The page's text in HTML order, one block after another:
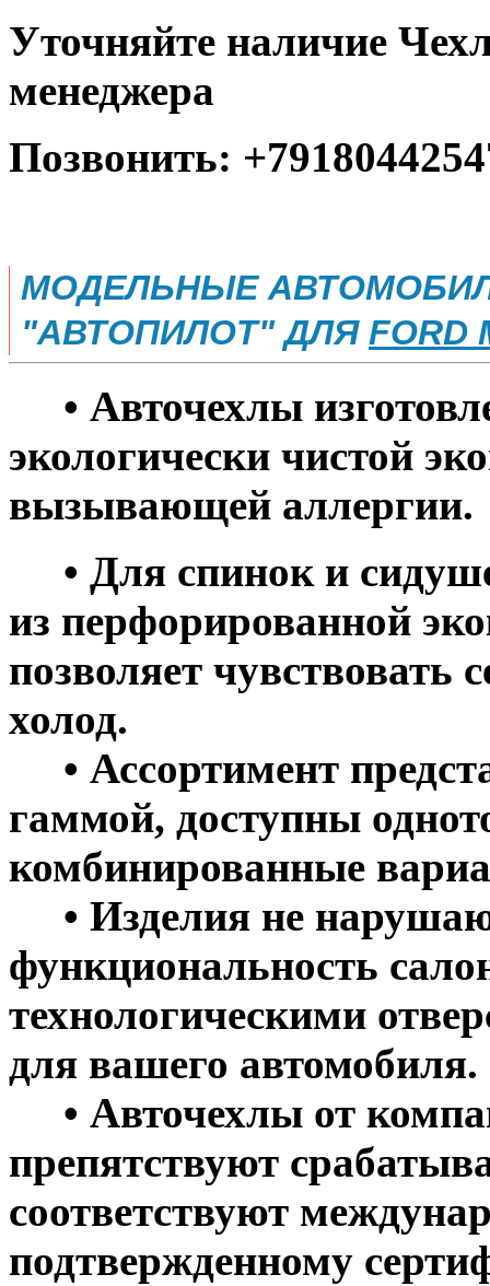
Уточняйте наличие
менеджера
Позвонить:
МОДЕЛЬНЫЕ
"АВТОПИЛОТ" ДЛЯ FORD
• Авточехлы
экологически чистой
вызывающей аллергии.
• Для спинок и
из перфорированной
позволяет чувствовать
холод.
• Ассортимент
гаммой, доступны
комбинированные
• Изделия не
функциональность
технологическими
для вашего автомобиля.
• Авточехлы от
препятствуют
соответствуют
подтвержденному